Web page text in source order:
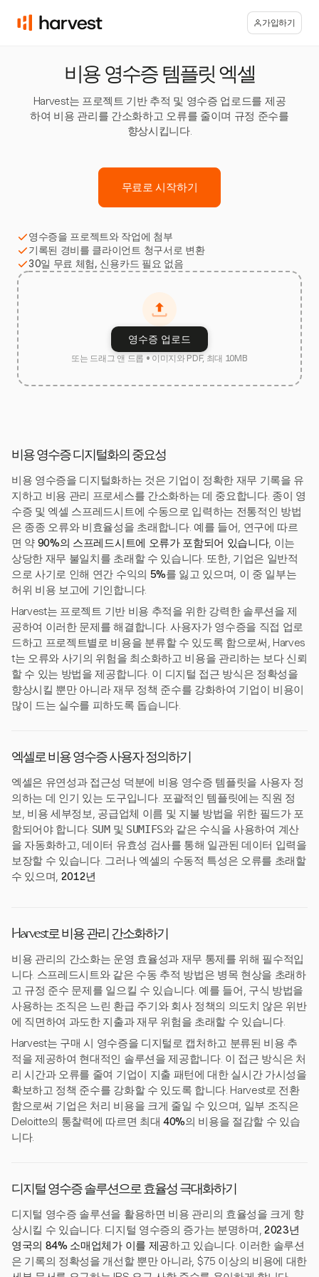
가입하기
비용 영수증 템플릿 엑셀
Harvest는 프로젝트 기반 추적 및 영수증 업로드를 제공
하여 비용 관리를 간소화하고 오류를 줄이며 규정 준수를
향상시킵니다.
무료로 시작하기
영수증을 프로젝트와 작업에 첨부
기록된 경비를 클라이언트 청구서로 변환
30일 무료 체험, 신용카드 필요 없음
영수증 업로드
또는 드래그 앤 드롭 • 이미지와 PDF, 최대 10MB
비용 영수증 디지털화의 중요성
비용 영수증을 디지털화하는 것은 기업이 정확한 재무 기록을 유
지하고 비용 관리 프로세스를 간소화하는 데 중요합니다. 종이 영
수증 및 엑셀 스프레드시트에 수동으로 입력하는 전통적인 방법
은 종종 오류와 비효율성을 초래합니다. 예를 들어, 연구에 따르
면 약 90%의 스프레드시트에 오류가 포함되어 있습니다, 이는
상당한 재무 불일치를 초래할 수 있습니다. 또한, 기업은 일반적
으로 사기로 인해 연간 수익의 5%를 잃고 있으며, 이 중 일부는
허위 비용 보고에 기인합니다.
Harvest는 프로젝트 기반 비용 추적을 위한 강력한 솔루션을 제
공하여 이러한 문제를 해결합니다. 사용자가 영수증을 직접 업로
드하고 프로젝트별로 비용을 분류할 수 있도록 함으로써, Harves
t는 오류와 사기의 위험을 최소화하고 비용을 관리하는 보다 신뢰
할 수 있는 방법을 제공합니다. 이 디지털 접근 방식은 정확성을
향상시킬 뿐만 아니라 재무 정책 준수를 강화하여 기업이 비용이
많이 드는 실수를 피하도록 돕습니다.
엑셀로 비용 영수증 사용자 정의하기
엑셀은 유연성과 접근성 덕분에 비용 영수증 템플릿을 사용자 정
의하는 데 인기 있는 도구입니다. 포괄적인 템플릿에는 직원 정
보, 비용 세부정보, 공급업체 이름 및 지불 방법을 위한 필드가 포
함되어야 합니다. SUM및 SUMIFS와 같은 수식을 사용하여 계산
을 자동화하고, 데이터 유효성 검사를 통해 일관된 데이터 입력을
보장할 수 있습니다. 그러나 엑셀의 수동적 특성은 오류를 초래할
수 있으며, 2012년
Harvest로 비용 관리 간소화하기
비용 관리의 간소화는 운영 효율성과 재무 통제를 위해 필수적입
니다. 스프레드시트와 같은 수동 추적 방법은 병목 현상을 초래하
고 규정 준수 문제를 일으킬 수 있습니다. 예를 들어, 구식 방법을
사용하는 조직은 느린 환급 주기와 회사 정책의 의도치 않은 위반
에 직면하여 과도한 지출과 재무 위험을 초래할 수 있습니다.
Harvest는 구매 시 영수증을 디지털로 캡처하고 분류된 비용 추
적을 제공하여 현대적인 솔루션을 제공합니다. 이 접근 방식은 처
리 시간과 오류를 줄여 기업이 지출 패턴에 대한 실시간 가시성을
확보하고 정책 준수를 강화할 수 있도록 합니다. Harvest로 전환
함으로써 기업은 처리 비용을 크게 줄일 수 있으며, 일부 조직은
Deloitte의 통찰력에 따르면 최대 40%의 비용을 절감할 수 있습
니다.
디지털 영수증 솔루션으로 효율성 극대화하기
디지털 영수증 솔루션을 활용하면 비용 관리의 효율성을 크게 향
상시킬 수 있습니다. 디지털 영수증의 증가는 분명하며,2023년
영국의 84% 소매업체가 이를 제공하고 있습니다. 이러한 솔루션
은 기록의 정확성을 개선할 뿐만 아니라, $75 이상의 비용에 대한